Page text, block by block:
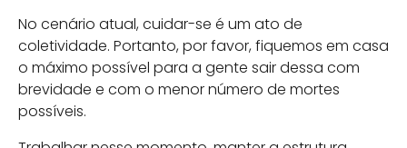
No cenário atual, cuidar-se é um ato de
coletividade. Portanto, por favor, fiquemos em casa
o máximo possível para a gente sair dessa com
brevidade e com o menor número de mortes
possíveis.